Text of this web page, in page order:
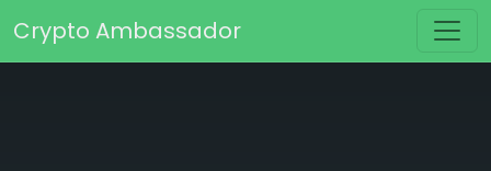
Main Navigation
Crypto Ambassador